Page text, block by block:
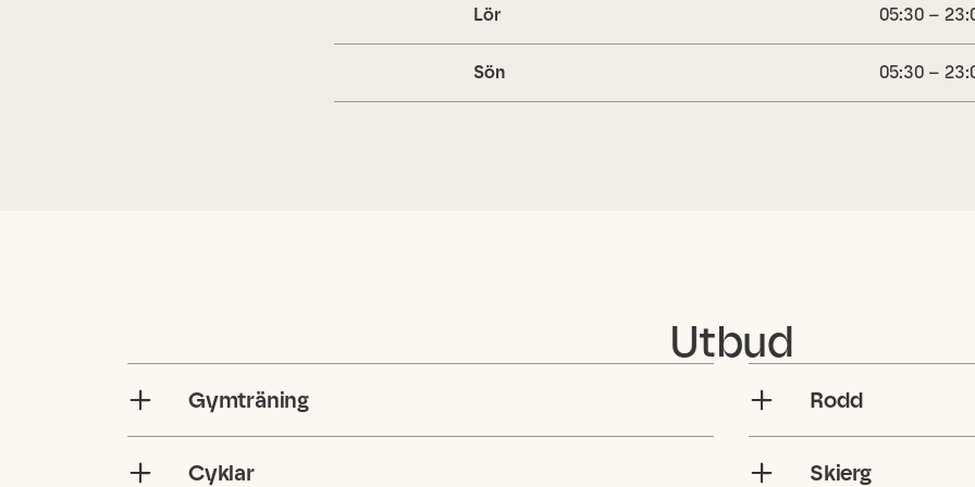
Lör 05:30 –
Sön 05:30 –
Utbud
Gymträning
Cyklar
Rodd
Skierg